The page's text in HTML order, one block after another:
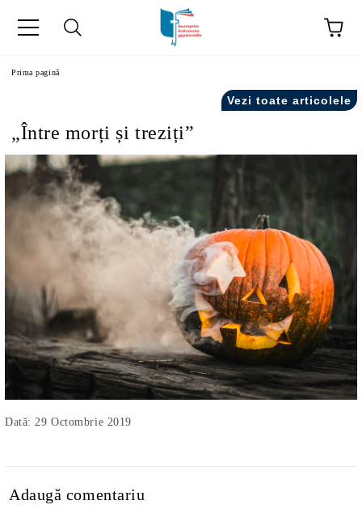
Prima pagină
Vezi toate articolele
„Între morți și treziți”
Dată: 29 Octombrie 2019
Adaugă comentariu